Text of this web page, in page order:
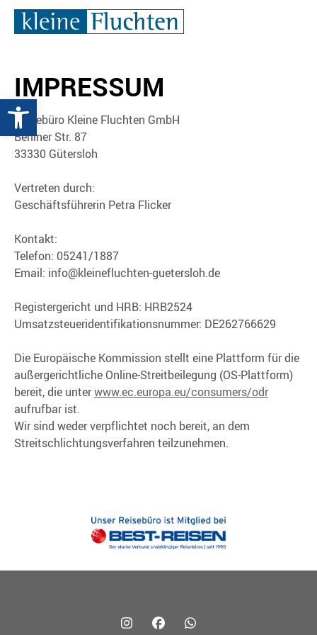
Werkzeugleiste öffnen
IMPRESSUM
Reisebüro Kleine Fluchten GmbH
Berliner Str. 87
33330 Gütersloh
Vertreten durch:
Geschäftsführerin Petra Flicker
Kontakt:
Telefon: 05241/1887
Email: info@kleinefluchten-guetersloh.de
Registergericht und HRB: HRB2524
Umsatzsteueridentifikationsnummer: DE262766629
Die Europäische Kommission stellt eine Plattform für die
außergerichtliche Online-Streitbeilegung (OS-Plattform)
bereit, die unterwww.ec.europa.eu/consumers/odr
aufrufbar ist.
Wir sind weder verpflichtet noch bereit, an dem
Streitschlichtungsverfahren teilzunehmen.